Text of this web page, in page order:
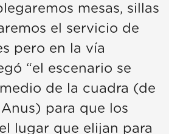
mesas, sillas
el servicio de
pero en la vía
“el escenario se
de la cuadra (de
para que los
lugar que elijan para